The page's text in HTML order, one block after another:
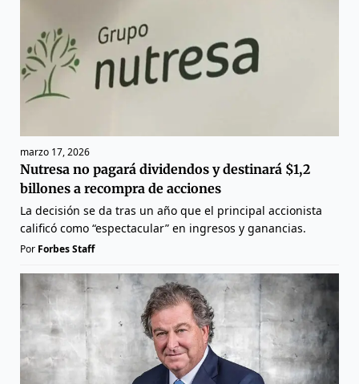
marzo 17, 2026
Nutresa no pagará dividendos y destinará $1,2
billones a recompra de acciones
La decisión se da tras un año que el principal accionista
calificó como “espectacular” en ingresos y ganancias.
Por Forbes Staff